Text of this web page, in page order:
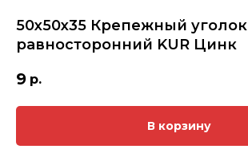
50х50х35 Крепежный уголок
равносторонний KUR Цинк
9 р.
В корзину